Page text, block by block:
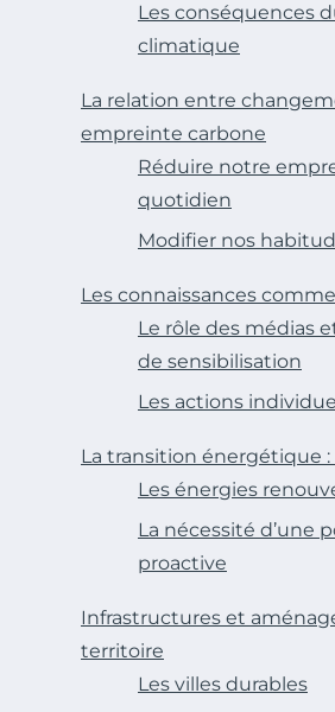
Les conséquences
climatique
La relation entre
empreinte carbone
Réduire notre
quotidien
Modifier nos
Les connaissances
Le rôle des médias
de sensibilisation
Les actions
La transition énergétique
Les énergies
La nécessité d’une
proactive
Infrastructures et
territoire
Les villes durables